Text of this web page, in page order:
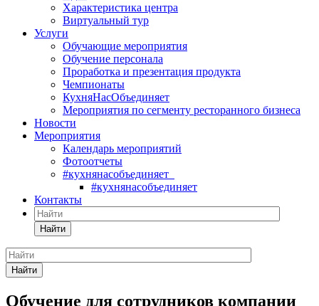
Характеристика центра
Виртуальный тур
Услуги
Обучающие мероприятия
Обучение персонала
Проработка и презентация продукта
Чемпионаты
КухняНасОбъединяет
Мероприятия по сегменту ресторанного бизнеса
Новости
Мероприятия
Календарь мероприятий
Фотоотчеты
#кухнянасобъединяет
#кухнянасобъединяет
Контакты
Найти
Найти
Обучение для сотрудников компании